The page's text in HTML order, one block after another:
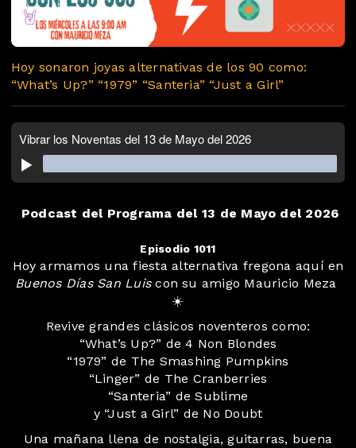
Hoy sonaron joyas alternativas de los 90 como:
“What’s Up?” “1979” “Santeria” “Just a Girl”
Podcast del Programa del 13 de Mayo del 2026
Episodio 1011
Hoy armamos una fiesta alternativa fregona aquí en
Buenos Días San Luiscon su amigo Mauricio Meza ️
☀️
Revive grandes clásicos noventeros como:
“What’s Up?” de 4 Non Blondes
“1979” de The Smashing Pumpkins
“Linger” de The Cranberries
“Santeria” de Sublime
y “Just a Girl” de No Doubt
Una mañana llena de nostalgia, guitarras, buena